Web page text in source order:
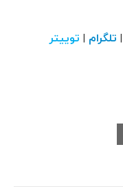
| تلگرام | توییتر